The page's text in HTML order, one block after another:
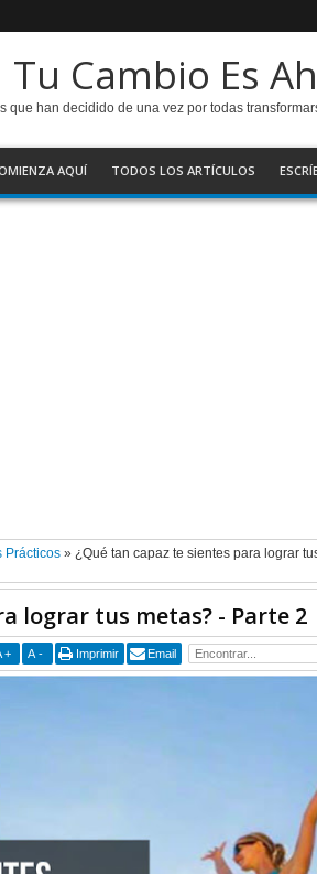
Tu Cambio Es
que han decidido de una vez por todas
AQUÍ TODOS LOS ARTÍCULOS
Prácticos» ¿Qué tan capaz te sientes para lograr
lograr tus metas? - Parte 2
+ A - Imprimir Email